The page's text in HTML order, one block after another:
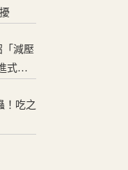
「減壓
式拉
！吃之